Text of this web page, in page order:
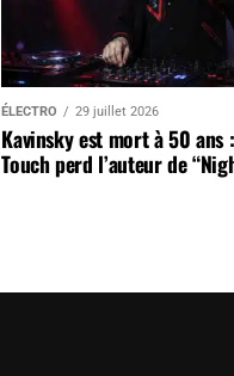
ÉLECTRO 29 juillet 2026
Kavinsky est mort à 50 ans
Touch perd l’auteur de